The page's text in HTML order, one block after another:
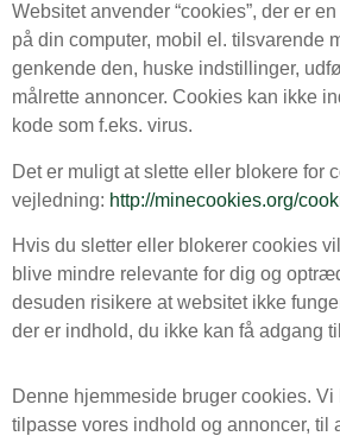
Websitet anvender “cookies”, der er
på din computer, mobil el. tilsvarende
genkende den, huske indstillinger,
målrette annoncer. Cookies kan ikke
kode som f.eks. virus.
Det er muligt at slette eller blokere for
vejledning: http://minecookies.org/
Hvis du sletter eller blokerer cookies
blive mindre relevante for dig og
desuden risikere at websitet ikke
der er indhold, du ikke kan få adgang
Denne hjemmeside bruger cookies.
tilpasse vores indhold og annoncer, til